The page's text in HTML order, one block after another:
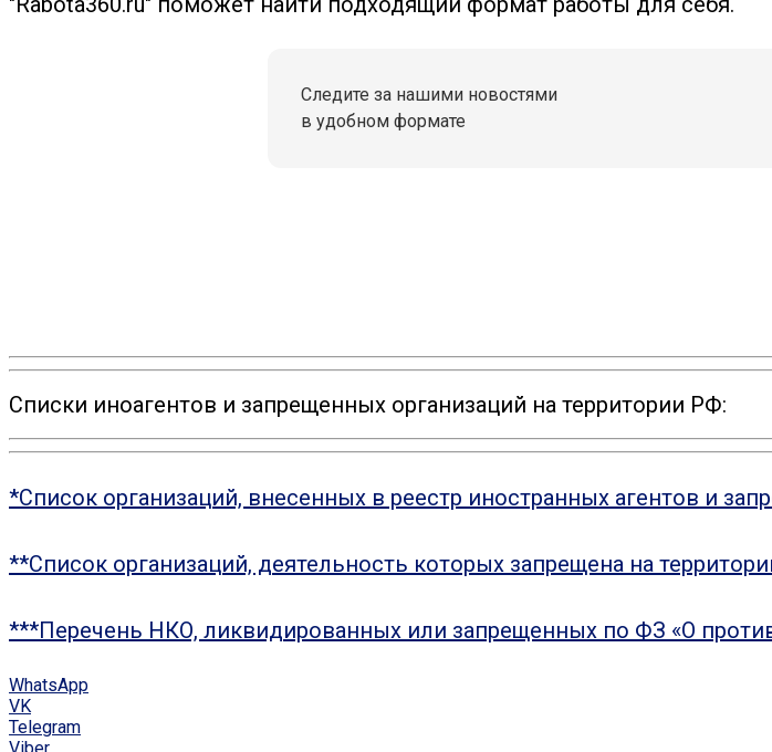
Следите за нашими новостями
в удобном формате
Списки иноагентов и запрещенных организаций на территории РФ:
*Список организаций, внесенных в реестр иностранных агентов и
**Список организаций, деятельность которых запрещена на
***Перечень НКО, ликвидированных или запрещенных по ФЗ «О
WhatsApp
VK
Telegram